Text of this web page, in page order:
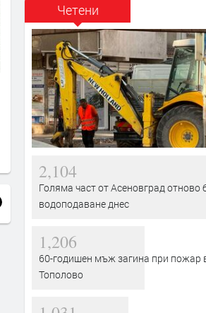
Хасково отбеляза 138 години от
Съединението на България
Четени
2,104
Голяма част от Асеновград отново
водоподаване днес
1,206
60-годишен мъж загина при пожар
Тополово